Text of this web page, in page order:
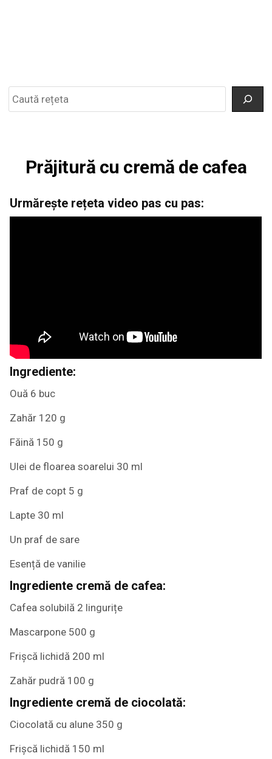
Prăjitură cu cremă de cafea
Urmărește rețeta video pas cu pas:
Ingrediente:
Ouă 6 buc
Zahăr 120 g
Făină 150 g
Ulei de floarea soarelui 30 ml
Praf de copt 5 g
Lapte 30 ml
Un praf de sare
Esență de vanilie
Ingrediente cremă de cafea:
Cafea solubilă 2 lingurițe
Mascarpone 500 g
Frișcă lichidă 200 ml
Zahăr pudră 100 g
Ingrediente cremă de ciocolată:
Ciocolată cu alune 350 g
Frișcă lichidă 150 ml